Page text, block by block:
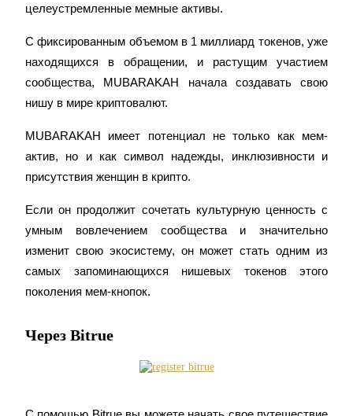
целеустремленные мемные активы.
С фиксированным объемом в 1 миллиард токенов, уже
находящихся в обращении, и растущим участием
сообщества, MUBARAKAH начала создавать свою
нишу в мире криптовалют.
MUBARAKAH имеет потенциал не только как мем-
актив, но и как символ надежды, инклюзивности и
присутствия женщин в крипто.
Если он продолжит сочетать культурную ценность с
умным вовлечением сообщества и значительно
изменит свою экосистему, он может стать одним из
самых запоминающихся нишевых токенов этого
поколения мем-кнопок.
Через Bitrue